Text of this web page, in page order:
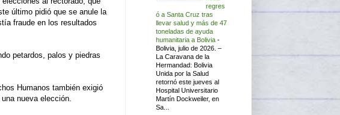
último pidió que se anule la
fraude en los resultados
petardos, palos y piedras
Humanos también exigió
nueva elección.
regres
ó a Santa Cruz tras
llevar salud y más de 47
toneladas de ayuda
humanitaria a Bolivia -
Bolivia, julio de 2026. –
La Caravana de la
Hermandad: Bolivia
Unida por la Salud
retornó este jueves al
Hospital Universitario
Martín Dockweiler, en
Sa...